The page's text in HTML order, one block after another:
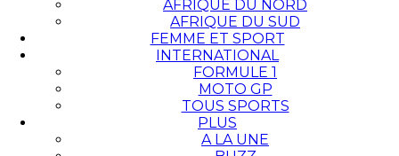
AFRIQUE DU NORD
AFRIQUE DU SUD
FEMME ET SPORT
INTERNATIONAL
FORMULE 1
MOTO GP
TOUS SPORTS
PLUS
A LA UNE